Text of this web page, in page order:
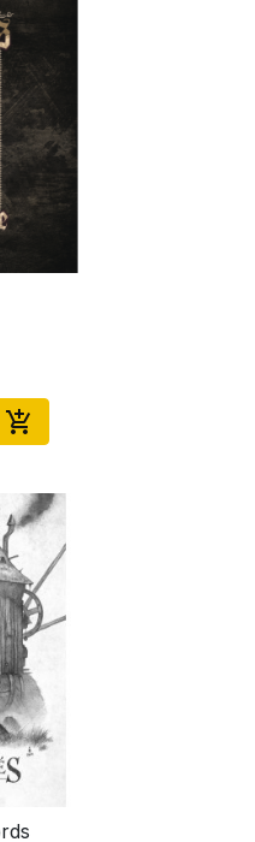

Ajouter au panier